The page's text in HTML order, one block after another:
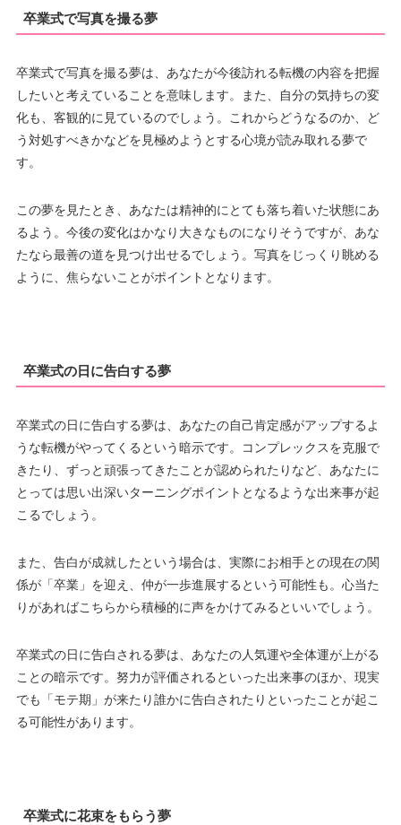
卒業式で写真を撮る夢
卒業式で写真を撮る夢は、あなたが今後訪れる転機の内容を把握
したいと考えていることを意味します。また、自分の気持ちの変
化も、客観的に見ているのでしょう。これからどうなるのか、ど
う対処すべきかなどを見極めようとする心境が読み取れる夢で
す。
この夢を見たとき、あなたは精神的にとても落ち着いた状態にあ
るよう。今後の変化はかなり大きなものになりそうですが、あな
たなら最善の道を見つけ出せるでしょう。写真をじっくり眺める
ように、焦らないことがポイントとなります。
卒業式の日に告白する夢
卒業式の日に告白する夢は、あなたの自己肯定感がアップするよ
うな転機がやってくるという暗示です。コンプレックスを克服で
きたり、ずっと頑張ってきたことが認められたりなど、あなたに
とっては思い出深いターニングポイントとなるような出来事が起
こるでしょう。
また、告白が成就したという場合は、実際にお相手との現在の関
係が「卒業」を迎え、仲が一歩進展するという可能性も。心当た
りがあればこちらから積極的に声をかけてみるといいでしょう。
卒業式の日に告白される夢は、あなたの人気運や全体運が上がる
ことの暗示です。努力が評価されるといった出来事のほか、現実
でも「モテ期」が来たり誰かに告白されたりといったことが起こ
る可能性があります。
卒業式に花束をもらう夢